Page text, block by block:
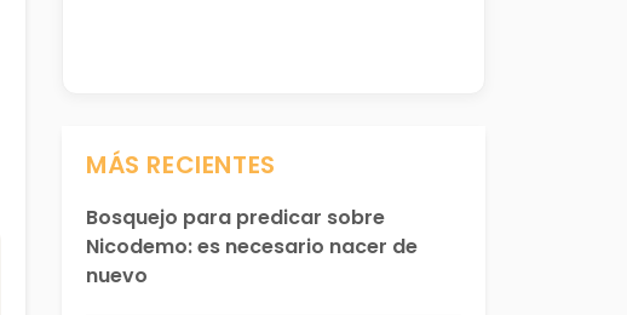
MÁS RECIENTES
Bosquejo para predicar sobre
Nicodemo: es necesario nacer de
nuevo